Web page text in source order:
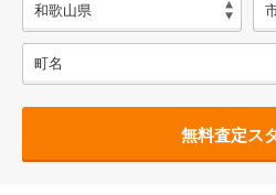
無料査定ス